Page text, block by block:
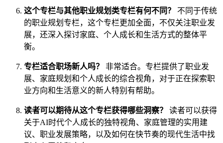
这个专栏与其他职业规划类专栏有何不同？
不同于传统
的职业规划专栏，这个专栏更加全面，不仅关注职业发
展，还深入探讨家庭、个人成长和生活方式的整体平
衡。
专栏适合职场新人吗？
非常适合。专栏提供了职业发
展、家庭规划和个人成长的综合视角，对于正在探索职
业方向和生活意义的新人特别有帮助。
读者可以期待从这个专栏获得哪些洞察？
读者可以获得
关于AI时代个人成长的独特视角、家庭管理的实用建
议、职业发展策略，以及如何在快节奏的现代生活中找